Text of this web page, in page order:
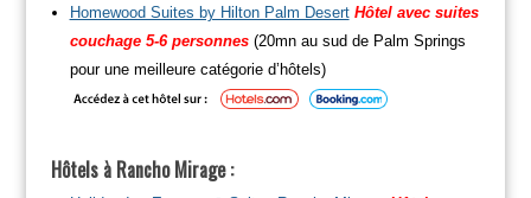
Homewood Suites by Hilton Palm Desert Hôtel avec suites
couchage 5-6 personnes (20mn au sud de Palm Springs
pour une meilleure catégorie d’hôtels)
Hôtels à Rancho Mirage :